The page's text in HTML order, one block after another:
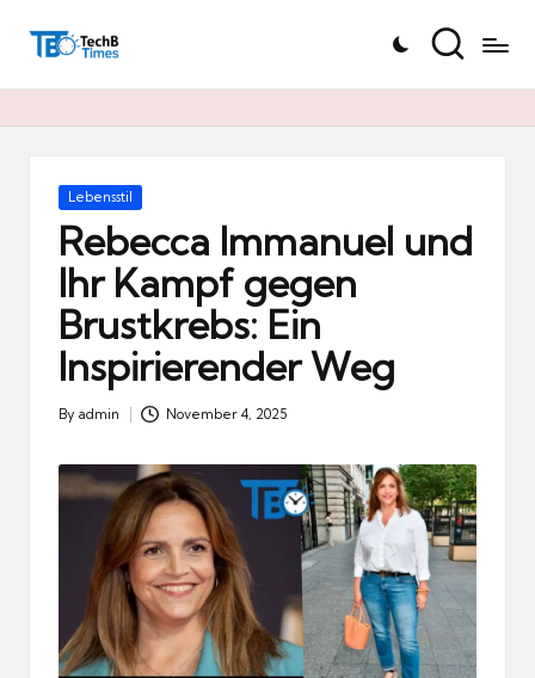
T
h
Posted
Lebensstil
Rebecca Immanuel und
Ihr Kampf gegen
Brustkrebs: Ein
Inspirierender Weg
Posted
By admin November 4, 2025